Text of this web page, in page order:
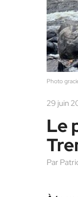
Photo
29 juin
Le
Par